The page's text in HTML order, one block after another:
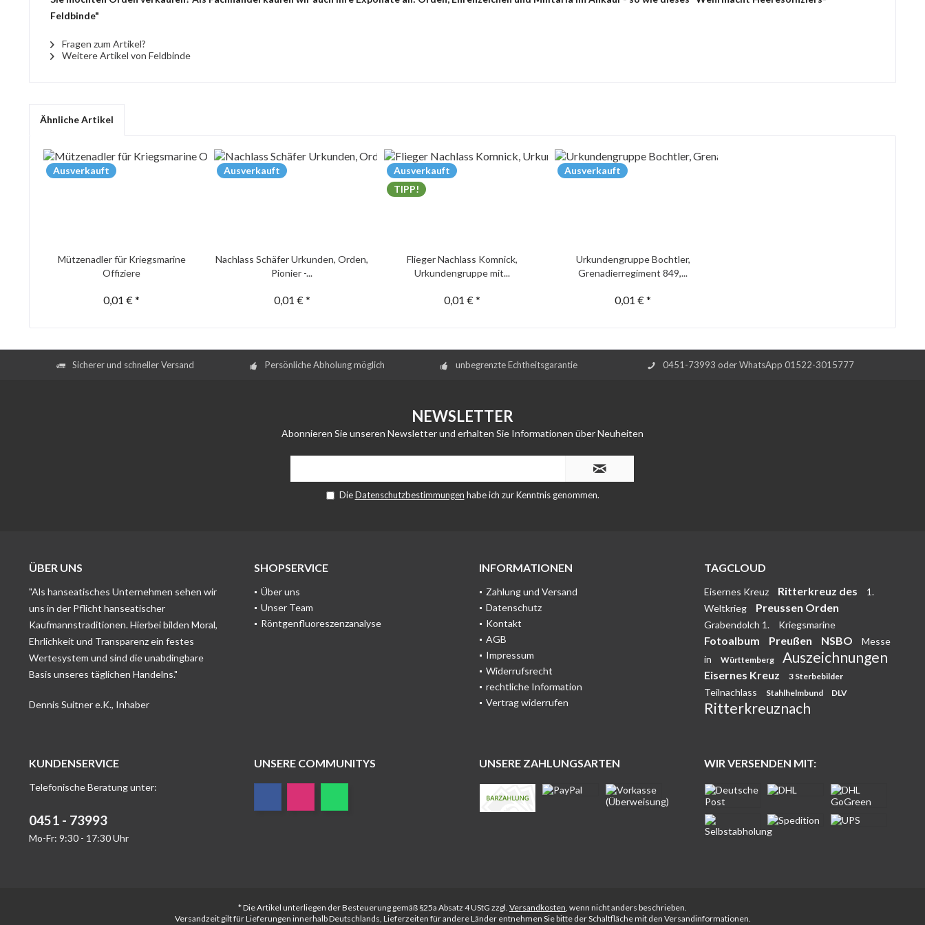
Feldbinde"
Fragen zum Artikel?
Weitere Artikel von Feldbinde
Ähnliche Artikel
Ausverkauft
Mützenadler für Kriegsmarine
Offiziere
0,01 € *
Ausverkauft
Nachlass Schäfer Urkunden, Orden,
Pionier -...
0,01 € *
Ausverkauft
TIPP!
Flieger Nachlass Komnick,
Urkundengruppe mit...
0,01 € *
Ausverkauft
Urkundengruppe Bochtler,
Grenadierregiment 849,...
0,01 € *
Sicherer und schneller Versand Persönliche Abholung möglich unbegrenzte Echtheitsgarantie 0451-73993 oder WhatsApp 01522-3015777
NEWSLETTER
Abonnieren Sie unseren Newsletter und erhalten Sie Informationen über Neuheiten
DieDatenschutzbestimmungen habe ich zur Kenntnis genommen.
ÜBER UNS
"Als hanseatisches Unternehmen sehen wir
uns in der Pflicht hanseatischer
Kaufmannstraditionen. Hierbei bilden Moral,
Ehrlichkeit und Transparenz ein festes
Wertesystem und sind die unabdingbare
Basis unseres täglichen Handelns."
Dennis Suitner e.K., Inhaber
SHOPSERVICE
Über uns
Unser Team
Röntgenfluoreszenzanalyse
INFORMATIONEN
Zahlung und Versand
Datenschutz
Kontakt
AGB
Impressum
Widerrufsrecht
rechtliche Information
Vertrag widerrufen
TAGCLOUD
Eisernes Kreuz Ritterkreuz des
1.
Weltkrieg
Preussen Orden
Grabendolch 1. Kriegsmarine
Fotoalbum Preußen NSBO
Messe
in
Württemberg Auszeichnungen
Eisernes Kreuz 3 Sterbebilder
Teilnachlass Stahlhelmbund DLV
Ritterkreuznach
KUNDENSERVICE
Telefonische Beratung unter:
0451 - 73993
Mo-Fr: 9:30 - 17:30 Uhr
UNSERE COMMUNITYS UNSERE ZAHLUNGSARTEN WIR VERSENDEN MIT:
* Die Artikel unterliegen der Besteuerung gemäß §25a Absatz 4 UStG zzgl. Versandkosten, wenn nicht anders beschrieben.
Versandzeit gilt für Lieferungen innerhalb Deutschlands, Lieferzeiten für andere Länder entnehmen Sie bitte der Schaltfläche mit den Versandinformationen.